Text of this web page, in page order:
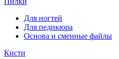
Для ногтей
Для педикюра
Основа и сменные файлы
Кисти